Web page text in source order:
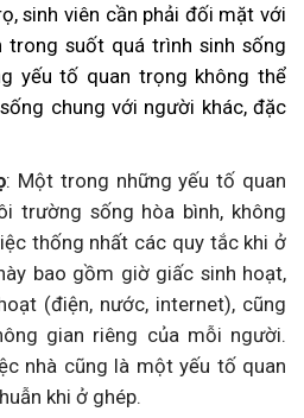
sinh viên cần phải đối mặt với
trong suốt quá trình sinh sống
yếu tố quan trọng không thể
chung với người khác, đặc
: Một trong những yếu tố quan
trường sống hòa bình, không
thống nhất các quy tắc khi ở
bao gồm giờ giấc sinh hoạt,
(điện, nước, internet), cũng
gian riêng của mỗi người.
nhà cũng là một yếu tố quan
khi ở ghép.